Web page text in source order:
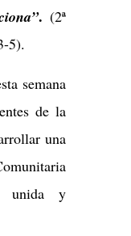
.(2ª
5).
semana
de la
una
unida y